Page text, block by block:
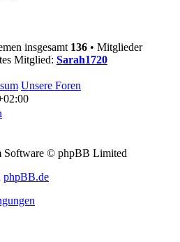
insgesamt 136 • Mitglieder
Mitglied: Sarah1720
Unsere Foren
Software © phpBB Limited
phpBB.de